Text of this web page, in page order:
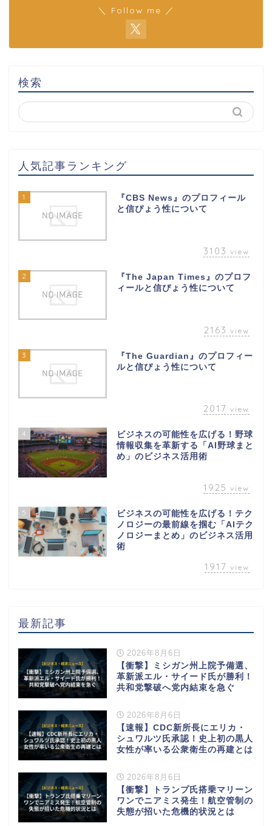
＼ Follow me ／
検索
人気記事ランキング
1
『CBS News』のプロフィール
と信ぴょう性について
3103 view
2
『The Japan Times』のプロフ
ィールと信ぴょう性について
2163 view
3
『The Guardian』のプロフィー
ルと信ぴょう性について
2017 view
4
ビジネスの可能性を広げる！野球
情報収集を革新する「AI野球まと
め」のビジネス活用術
1925 view
5
ビジネスの可能性を広げる！テク
ノロジーの最前線を掴む「AIテク
ノロジーまとめ」のビジネス活用
術
1917 view
最新記事
2026年8月6日
【衝撃】ミシガン州上院予備選、
革新派エル・サイード氏が勝利！
共和党撃破へ党内結束を急ぐ
2026年8月6日
【速報】CDC新所長にエリカ・
シュワルツ氏承認！史上初の黒人
女性が率いる公衆衛生の再建とは
2026年8月6日
【衝撃】トランプ氏搭乗マリーン
ワンでニアミス発生！航空管制の
失態が招いた危機的状況とは